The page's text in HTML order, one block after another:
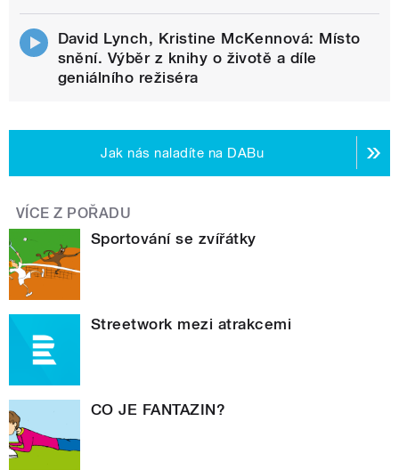
David Lynch, Kristine McKennová: Místo
snění. Výběr z knihy o životě a díle
geniálního režiséra
Jak nás naladíte na DABu
VÍCE Z POŘADU
Sportování se zvířátky
Streetwork mezi atrakcemi
CO JE FANTAZIN?